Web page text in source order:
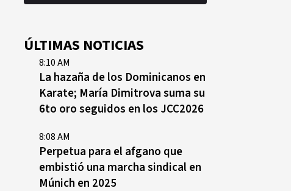
ÚLTIMAS NOTICIAS
8:10 AM
La hazaña de los Dominicanos en
Karate; María Dimitrova suma su
6to oro seguidos en los JCC2026
8:08 AM
Perpetua para el afgano que
embistió una marcha sindical en
Múnich en 2025